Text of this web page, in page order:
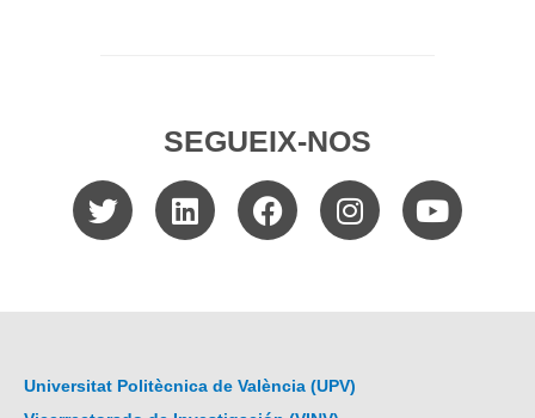
SEGUEIX-NOS
Universitat Politècnica de València (UPV)